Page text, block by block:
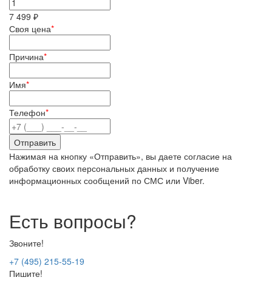
7 499 ₽
Своя цена*
Причина*
Имя*
Телефон*
Нажимая на кнопку «Отправить», вы даете согласие на
обработку своих персональных данных и получение
информационных сообщений по СМС или Viber.
Есть вопросы?
Звоните!
+7 (495) 215-55-19
Пишите!